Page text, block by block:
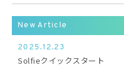
New Article
2025.12.23
Solfieクイックスタート